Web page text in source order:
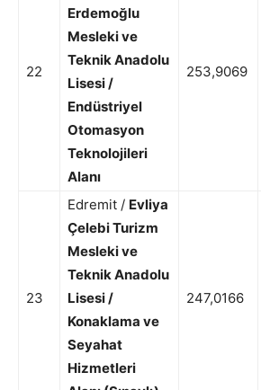
22
Erdemoğlu
Mesleki ve
Teknik Anadolu
Lisesi /
Endüstriyel
Otomasyon
Teknolojileri
Alanı
253,9069
23
Edremit / Evliya
Çelebi Turizm
Mesleki ve
Teknik Anadolu
Lisesi /
Konaklama ve
Seyahat
Hizmetleri
247,0166